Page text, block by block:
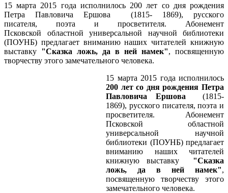
15 марта 2015 года исполнилось 200 лет со дня рождения
Петра Павловича Ершова (1815- 1869), русского
писателя,
поэта и просветителя.
Абонемент
Псковской
областной универсальной научной библиотеки
(ПОУНБ) предлагает вниманию наших читателей книжную
выставку "Сказка ложь, да в ней намек", посвященную
творчеству этого замечательного человека.
15 марта 2015 года исполнилось
200 лет со дня рождения Петра
Павловича Ершова (1815-
1869), русского писателя, поэта и
просветителя. Абонемент
Псковской
областной
универсальной научной
библиотеки (ПОУНБ) предлагает
вниманию наших читателей
книжную выставку
"Сказка
ложь, да в ней намек",
посвященную творчеству этого
замечательного человека.